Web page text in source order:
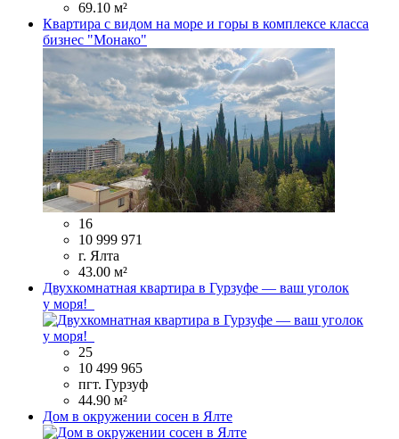
69.10 м²
Квартира с видом на море и горы в комплексе класса
бизнес "Монако"
16
10 999 971
г. Ялта
43.00 м²
Двухкомнатная квартира в Гурзуфе — ваш уголок
у моря!
25
10 499 965
пгт. Гурзуф
44.90 м²
Дом в окружении сосен в Ялте